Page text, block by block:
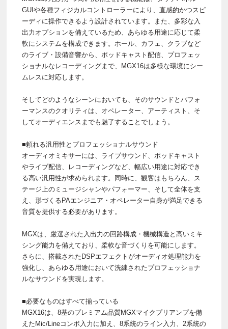
GUIや各種フィジカルコントローラーにより、直感的かつスピ
ーディに操作できるよう設計されています。また、多彩な入
出力オプションを備えているため、あらゆる用途に応じて柔
軟にシステムを構成できます。ホール、カフェ、クラブなど
のライブ・設備音響から、ポッドキャスト配信、プロフェッ
ショナルなレコーディングまで、MGX16は多様な環境にシー
ムレスに対応します。
そしてどのようなシーンにおいても、そのサウンドとパフォ
ーマンスのクオリティは、オペレーター、アーティスト、そ
してオーディエンスまでも魅了することでしょう。
■頼れる汎用性とプロフェッショナルサウンド
オーディオミキサーには、ライブサウンド、ポッドキャスト
やライブ配信、レコーディングなど、幅広い用途に対応でき
る高い汎用性が求められます。同時に、観客はもちろん、ス
テージ上のミュージシャンやパフォーマー、そして全体を支
え、形づくるPAエンジニア・オペレーター自身が満足できる
音質を提供する必要があります。
MGXは、厳選された入出力の回路構成・機械構造と高いミキ
シング能力を備えており、柔軟な音づくりを可能にします。
さらに、搭載されたDSPエフェクトがオーディオ処理能力を
強化し、あらゆる用途において洗練されたプロフェッショナ
ルなサウンドを実現します。
■必要なものはすべて揃っている
MGX16は、8基のプレミアム品質MGXマイクプリアンプを備
えたMic/Lineコンボ入力に加え、8系統のライン入力、2系統の